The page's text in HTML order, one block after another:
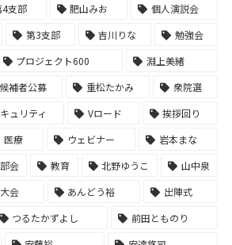
4支部 肥山みお
個人演説会
第3支部 吉川りな
勉強会
プロジェクト600
淵上美緒
候補者公募 重松たかみ
衆院選
ュリティ Vロード
挨拶回り
医療 ウェビナー
岩本まな
会 教育 北野ゆうこ
山中泉
会 あんどう裕
出陣式
つるたかずよし
前田とものり